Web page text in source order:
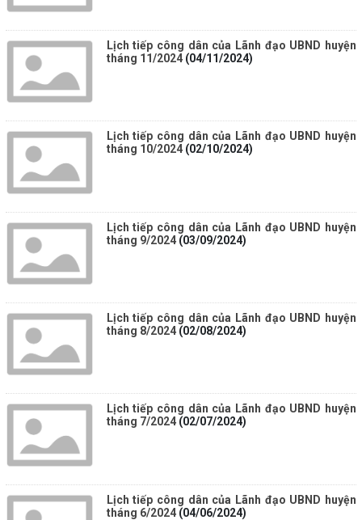
Lịch tiếp công dân của Lãnh đạo UBND huyện
tháng 11/2024 (04/11/2024)
Lịch tiếp công dân của Lãnh đạo UBND huyện
tháng 10/2024 (02/10/2024)
Lịch tiếp công dân của Lãnh đạo UBND huyện
tháng 9/2024 (03/09/2024)
Lịch tiếp công dân của Lãnh đạo UBND huyện
tháng 8/2024 (02/08/2024)
Lịch tiếp công dân của Lãnh đạo UBND huyện
tháng 7/2024 (02/07/2024)
Lịch tiếp công dân của Lãnh đạo UBND huyện
tháng 6/2024 (04/06/2024)